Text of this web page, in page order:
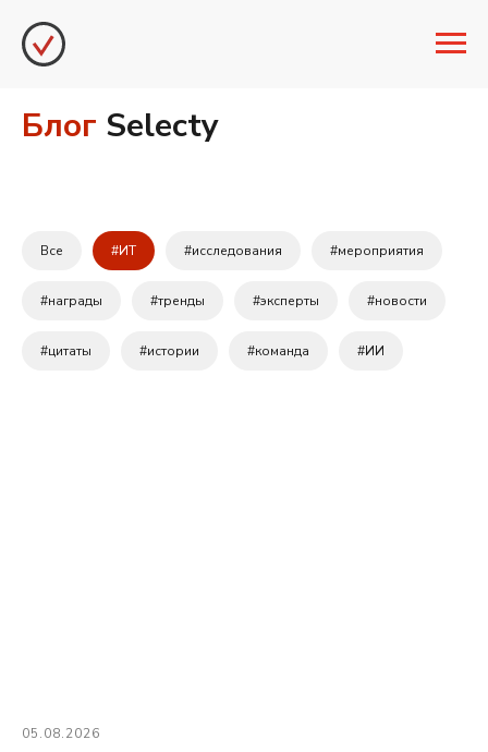
Блог Selecty
Все #ИТ #исследования #мероприятия
#награды #тренды #эксперты #новости
#цитаты #истории #команда #ИИ
05.08.2026